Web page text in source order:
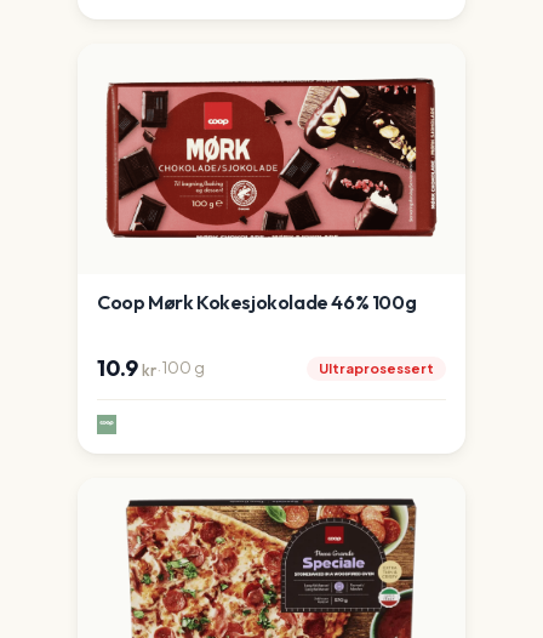
Coop Mørk Kokesjokolade 46% 100g
10.9kr·100 g Ultraprosessert